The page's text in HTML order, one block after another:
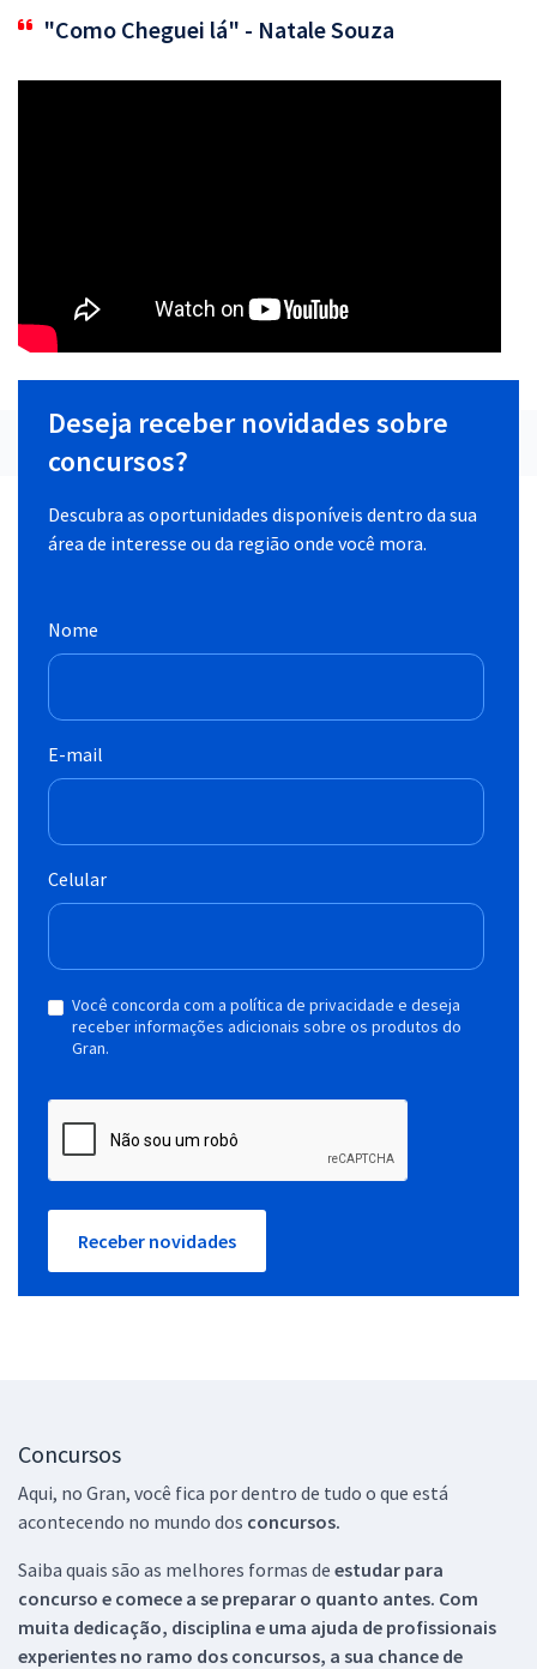
"Como Cheguei lá" - Natale Souza
Deseja receber novidades sobre
concursos?
Descubra as oportunidades disponíveis dentro da sua
área de interesse ou da região onde você mora.
Nome
E-mail
Celular
Você concorda com a política de privacidade e deseja
receber informações adicionais sobre os produtos do
Gran.
Receber novidades
Concursos
Aqui, no Gran, você fica por dentro de tudo o que está
acontecendo no mundo dos concursos.
Saiba quais são as melhores formas de estudar para
concurso e comece a se preparar o quanto antes. Com
muita dedicação, disciplina e uma ajuda de profissionais
experientes no ramo dos concursos, a sua chance de